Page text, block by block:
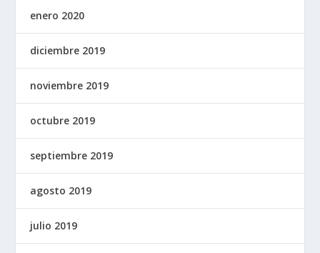
enero 2020
diciembre 2019
noviembre 2019
octubre 2019
septiembre 2019
agosto 2019
julio 2019